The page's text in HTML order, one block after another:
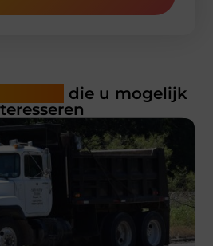
die u mogelijk